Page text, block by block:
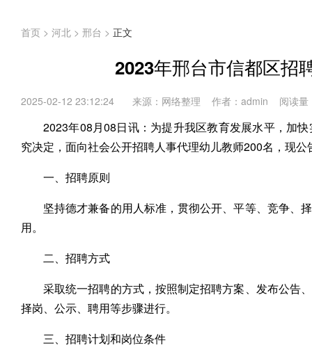
首页 > 河北 > 邢台 > 正文
2023年邢台市信都区招
2025-02-12 23:12:24 来源：网络整理 作者：admin 阅读量
2023年08月08日讯：为提升我区教育发展水平，加
究决定，面向社会公开招聘人事代理幼儿教师200名，现公
一、招聘原则
坚持德才兼备的用人标准，贯彻公开、平等、竞争、
用。
二、招聘方式
采取统一招聘的方式，按照制定招聘方案、发布公告
择岗、公示、聘用等步骤进行。
三、招聘计划和岗位条件